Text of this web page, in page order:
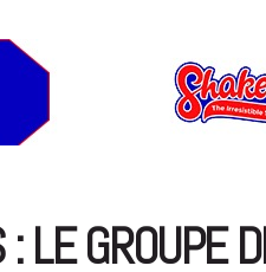
: LE GROUPE